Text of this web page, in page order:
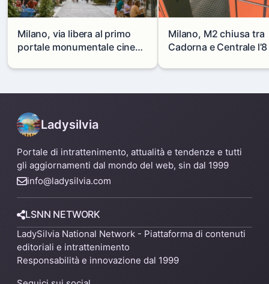
Milano, via libera al primo
portale monumentale cinese
Milano, M2 chiusa tra
Cadorna e Centrale
alternative
Ladysilvia
Portale di intrattenimento, attualità e tendenze e tutti
gli aggiornamenti dal mondo del web, sin dal 1999
info@ladysilvia.com
LSNN NETWORK
LadySilvia National Network - Piattaforma di contenuti
editoriali e intrattenimento
Responsabilità e innovazione dal 1999